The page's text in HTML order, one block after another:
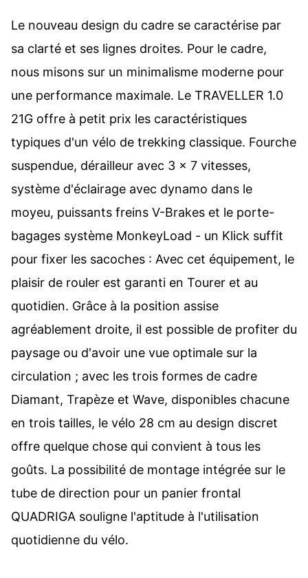
Le nouveau design du cadre se caractérise par
sa clarté et ses lignes droites. Pour le cadre,
nous misons sur un minimalisme moderne pour
une performance maximale. Le TRAVELLER 1.0
21G offre à petit prix les caractéristiques
typiques d'un vélo de trekking classique. Fourche
suspendue, dérailleur avec 3 x 7 vitesses,
système d'éclairage avec dynamo dans le
moyeu, puissants freins V-Brakes et le porte-
bagages système MonkeyLoad - un Klick suffit
pour fixer les sacoches : Avec cet équipement, le
plaisir de rouler est garanti en Tourer et au
quotidien. Grâce à la position assise
agréablement droite, il est possible de profiter du
paysage ou d'avoir une vue optimale sur la
circulation ; avec les trois formes de cadre
Diamant, Trapèze et Wave, disponibles chacune
en trois tailles, le vélo 28 cm au design discret
offre quelque chose qui convient à tous les
goûts. La possibilité de montage intégrée sur le
tube de direction pour un panier frontal
QUADRIGA souligne l'aptitude à l'utilisation
quotidienne du vélo.